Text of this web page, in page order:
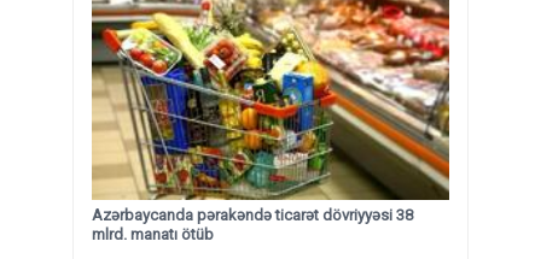
Azərbaycanda pərakəndə ticarət dövriyyəsi 38
mlrd. manatı ötüb